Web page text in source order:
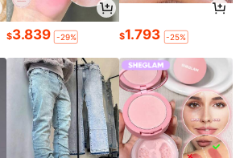
$3.839 -29% $1.793 -25%